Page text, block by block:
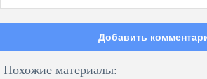
Добавить
Похожие материалы: